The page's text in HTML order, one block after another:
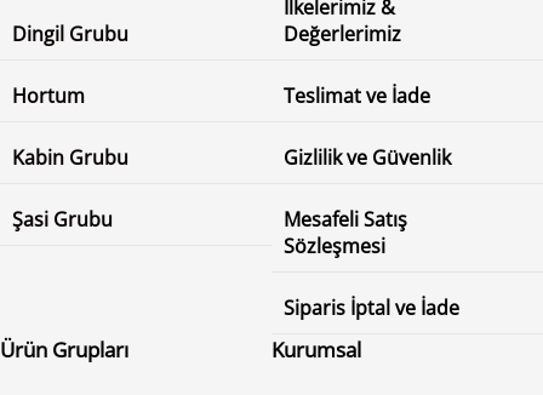
Dingil Grubu
Hortum
Kabin Grubu
Şasi Grubu
İlkelerimiz &
Değerlerimiz
Teslimat ve İade
Gizlilik ve Güvenlik
Mesafeli Satış
Sözleşmesi
Siparis İptal ve İade
Ürün Grupları Kurumsal